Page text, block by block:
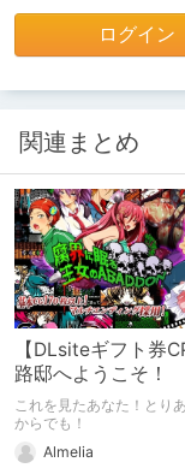
ログイン
関連まとめ
【DLsiteギフト券
路邸へようこそ！
これを見たあなた！とり
からでも！
Almelia